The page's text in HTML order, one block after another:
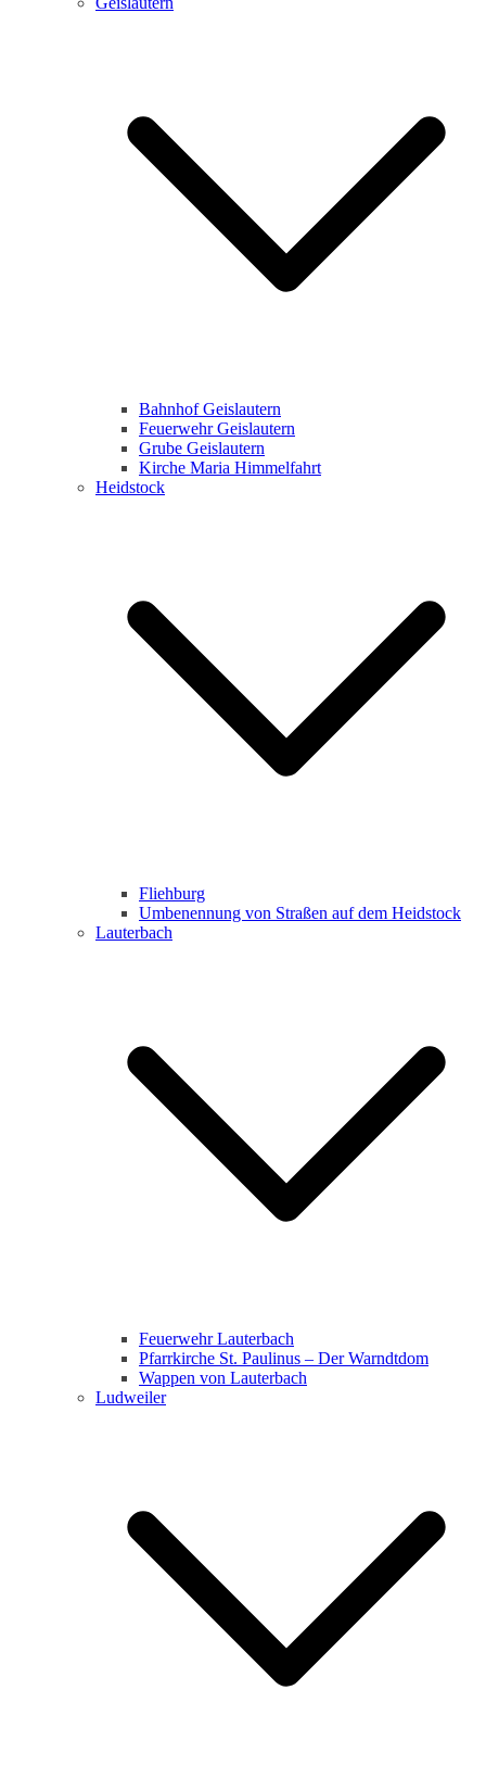
Bahnhof Geislautern
Feuerwehr Geislautern
Grube Geislautern
Kirche Maria Himmelfahrt
Heidstock
Fliehburg
Umbenennung von Straßen auf dem Heidstock
Lauterbach
Feuerwehr Lauterbach
Pfarrkirche St. Paulinus – Der Warndtdom
Wappen von Lauterbach
Ludweiler